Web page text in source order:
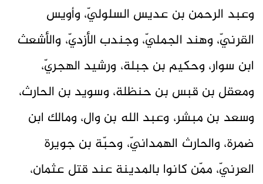
وعبد الرحمن بن عديس السلوليّ، وأويس
القرنيّ، وهند الجمليّ، وجندب الأزديّ، والأشعث
ابن سوار، وحكيم بن جبلة، ورشيد الهجريّ،
ومعقل بن قبس بن حنظلة، وسويد بن الحارث،
وسعد بن مبشر، وعبد الله بن وال، ومالك ابن
ضمرة، والحارث الهمدانيّ، وحبّة بن جويرة
العرنيّ، ممّن كانوا بالمدينة عند قتل عثمان،